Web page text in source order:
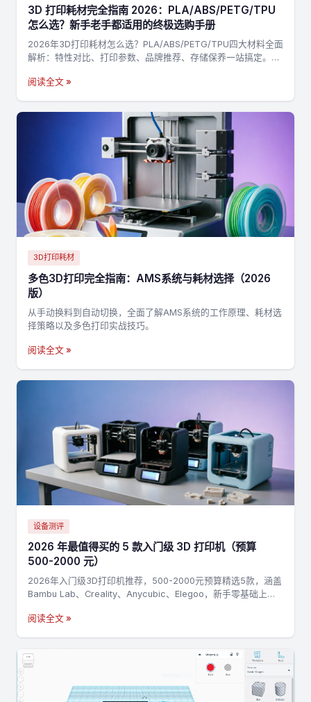
3D 打印耗材完全指南 2026：PLA/ABS/PETG/TPU
怎么选？新手老手都适用的终极选购手册
2026年3D打印耗材怎么选？PLA/ABS/PETG/TPU四大材料全面
解析：特性对比、打印参数、品牌推荐、存储保养一站搞定。附
阅读全文 »
3D打印耗材
多色3D打印完全指南：AMS系统与耗材选择（2026
版）
从手动换料到自动切换，全面了解AMS系统的工作原理、耗材选
择策略以及多色打印实战技巧。
阅读全文 »
设备测评
2026 年最值得买的 5 款入门级 3D 打印机（预算
500-2000 元）
2026年入门级3D打印机推荐，500-2000元预算精选5款，涵盖
Bambu Lab、Creality、Anycubic、Elegoo，新手零基础上手
阅读全文 »